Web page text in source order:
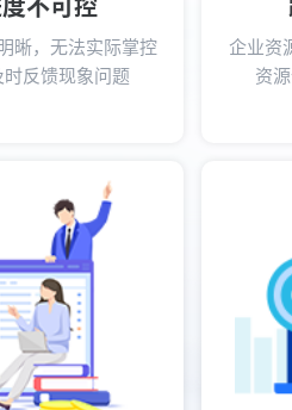
不可控
晰，无法实际掌控
反馈现象问题
企业资
资